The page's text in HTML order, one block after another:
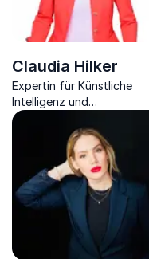
Claudia Hilker
Expertin für Künstliche
Intelligenz und
Digitalisierung, bietet
tiefgreifende Einblicke und
innovative Strategien für
Unternehmen.